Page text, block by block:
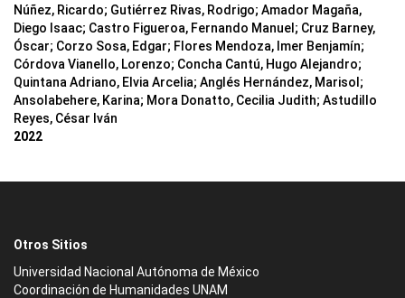
Núñez, Ricardo; Gutiérrez Rivas, Rodrigo; Amador Magaña,
Diego Isaac; Castro Figueroa, Fernando Manuel ; Cruz Barney,
Óscar; Corzo Sosa, Edgar; Flores Mendoza, Imer Benjamín;
Córdova Vianello, Lorenzo; Concha Cantú, Hugo Alejandro;
Quintana Adriano, Elvia Arcelia; Anglés Hernández, Marisol ;
Ansolabehere, Karina; Mora Donatto, Cecilia Judith; Astudillo
Reyes, César Iván
2022
Otros Sitios
Universidad Nacional Autónoma de México
Coordinación de Humanidades UNAM